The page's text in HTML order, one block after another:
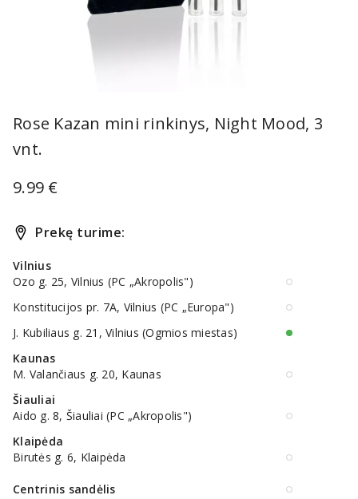
Rose Kazan mini rinkinys, Night Mood, 3
vnt.
9.99 €
Prekę turime:
Vilnius
Ozo g. 25, Vilnius (PC „Akropolis")
Konstitucijos pr. 7A, Vilnius (PC „Europa")
J. Kubiliaus g. 21, Vilnius (Ogmios miestas)
Kaunas
M. Valančiaus g. 20, Kaunas
Šiauliai
Aido g. 8, Šiauliai (PC „Akropolis")
Klaipėda
Birutės g. 6, Klaipėda
Centrinis sandėlis